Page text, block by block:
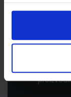
Prijavite